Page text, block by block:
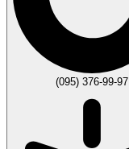
(095) 376-99-97